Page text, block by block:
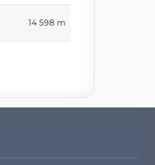
14 598 m